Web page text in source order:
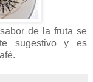
de la fruta se
sugestivo y es